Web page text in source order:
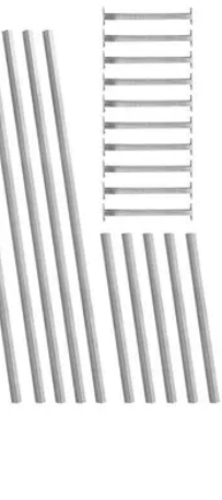
Consejos de DecoraciónArte